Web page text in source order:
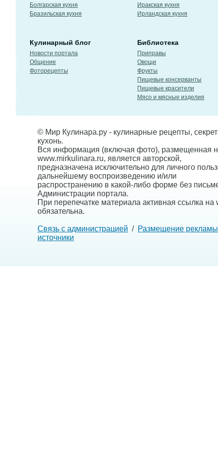
Болгарская кухня
Бразильская кухня
Иракская кухня
Ирландская кухня
Кулинарный блог
Новости портала
Общение
Фоторецепты
Библиотека
Приправы
Овощи
Фрукты
Пищевые консерванты
Пищевые красители
Мясо и мясные изделия
© Мир Кулинара.ру - кулинарные рецепты,
кухонь.
Вся информация (включая фото), размещенная
www.mirkulinara.ru, является авторской,
предназначена исключительно для личного
дальнейшему воспроизведению и/или
распространению в какой-либо форме без
Администрации портала.
При перепечатке материала активная ссылка на
обязательна.
Связь с администрацией / Размещение рекламы
источники